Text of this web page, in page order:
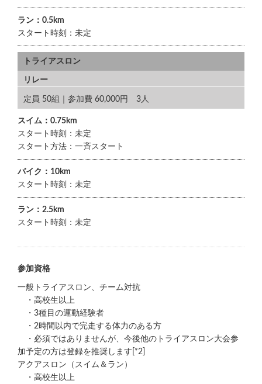
ラン：0.5km
スタート時刻：未定
トライアスロン
リレー
定員 50組｜参加費 60,000円 3人
スイム：0.75km
スタート時刻：未定
スタート方法：一斉スタート
バイク：10km
スタート時刻：未定
ラン：2.5km
スタート時刻：未定
参加資格
一般トライアスロン、チーム対抗
・高校生以上
・3種目の運動経験者
・2時間以内で完走する体力のある方
・必須ではありませんが、今後他のトライアスロン大会参
加予定の方は登録を推奨します[*2]
アクアスロン（スイム＆ラン）
・高校生以上